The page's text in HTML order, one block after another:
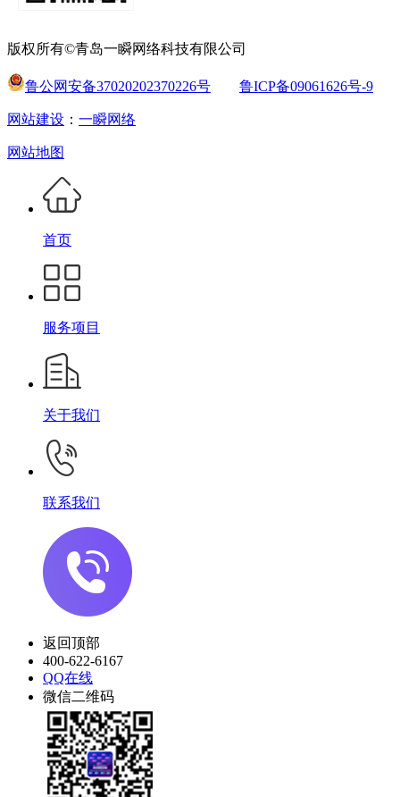
版权所有©青岛一瞬网络科技有限公司
鲁公网安备37020202370226号 鲁ICP备09061626号-9
网站建设 ： 一瞬网络
网站地图
首页
服务项目
关于我们
联系我们
返回顶部
400-622-6167
QQ在线
微信二维码